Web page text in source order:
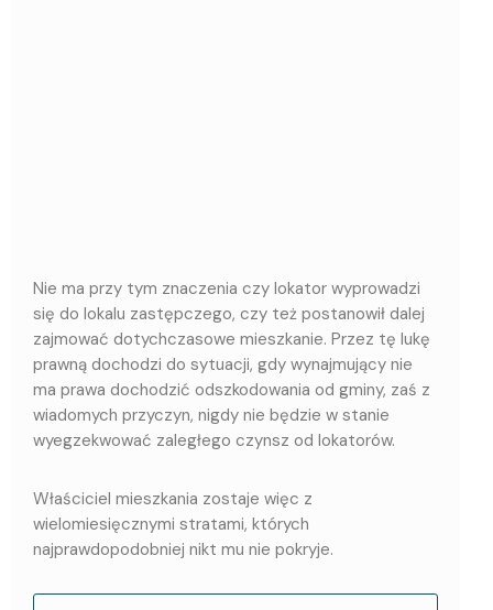
Nie ma przy tym znaczenia czy lokator wyprowadzi
się do lokalu zastępczego, czy też postanowił dalej
zajmować dotychczasowe mieszkanie. Przez tę lukę
prawną dochodzi do sytuacji, gdy wynajmujący nie
ma prawa dochodzić odszkodowania od gminy, zaś z
wiadomych przyczyn, nigdy nie będzie w stanie
wyegzekwować zaległego czynsz od lokatorów.
Właściciel mieszkania zostaje więc z
wielomiesięcznymi stratami, których
najprawdopodobniej nikt mu nie pokryje.